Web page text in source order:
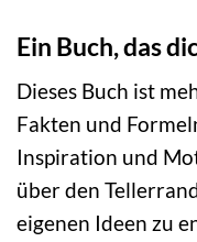
Ein Buch, das
Dieses Buch ist
Fakten und
Inspiration und
über den
eigenen Ideen zu